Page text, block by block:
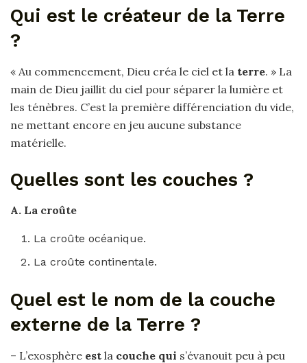
Qui est le créateur de la Terre
?
« Au commencement, Dieu créa le ciel et la terre. » La
main de Dieu jaillit du ciel pour séparer la lumière et
les ténèbres. C’est la première différenciation du vide,
ne mettant encore en jeu aucune substance
matérielle.
Quelles sont les couches ?
A. La croûte
La croûte océanique.
La croûte continentale.
Quel est le nom de la couche
externe de la Terre ?
– L’exosphère est la couche qui s’évanouit peu à peu